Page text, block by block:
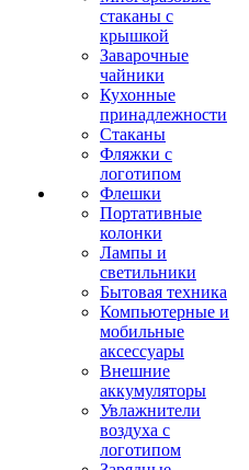
стаканы с
крышкой
Заварочные
чайники
Кухонные
принадлежности
Стаканы
Фляжки с
логотипом
Флешки
Портативные
колонки
Лампы и
светильники
Бытовая техника
Компьютерные и
мобильные
аксессуары
Внешние
аккумуляторы
Увлажнители
воздуха с
логотипом